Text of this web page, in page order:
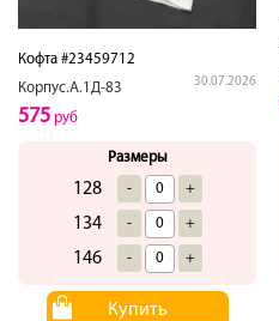
Кофта #23459712
Корпус.А.1Д-83
30.07.2026
575 руб
Размеры
128 - +
134 - +
146 - +
Купить